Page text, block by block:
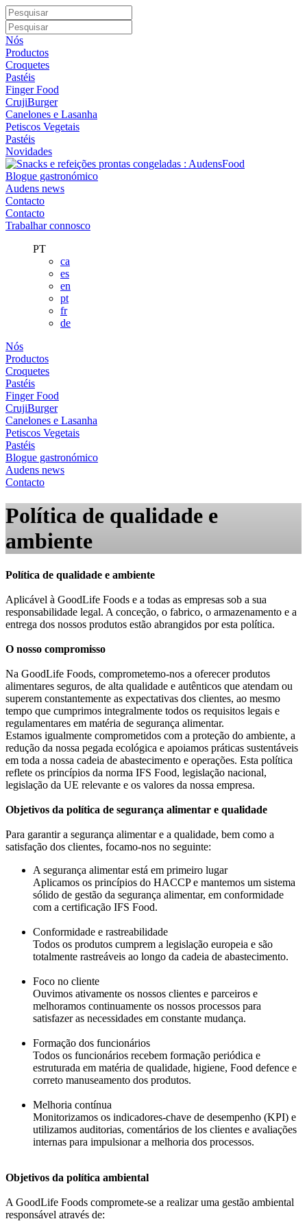
Nós
Productos
Croquetes
Pastéis
Finger Food
CrujiBurger
Canelones e Lasanha
Petiscos Vegetais
Pastéis
Novidades
Blogue gastronómico
Audens news
Contacto
Contacto
Trabalhar connosco
PT
ca
es
en
pt
fr
de
Nós
Productos
Croquetes
Pastéis
Finger Food
CrujiBurger
Canelones e Lasanha
Petiscos Vegetais
Pastéis
Blogue gastronómico
Audens news
Contacto
Política de qualidade e
ambiente
Política de qualidade e ambiente
Aplicável à GoodLife Foods e a todas as empresas sob a sua
responsabilidade legal. A conceção, o fabrico, o armazenamento e a
entrega dos nossos produtos estão abrangidos por esta política.
O nosso compromisso
Na GoodLife Foods, comprometemo-nos a oferecer produtos
alimentares seguros, de alta qualidade e autênticos que atendam ou
superem constantemente as expectativas dos clientes, ao mesmo
tempo que cumprimos integralmente todos os requisitos legais e
regulamentares em matéria de segurança alimentar.
Estamos igualmente comprometidos com a proteção do ambiente, a
redução da nossa pegada ecológica e apoiamos práticas sustentáveis
em toda a nossa cadeia de abastecimento e operações. Esta política
reflete os princípios da norma IFS Food, legislação nacional,
legislação da UE relevante e os valores da nossa empresa.
Objetivos da política de segurança alimentar e qualidade
Para garantir a segurança alimentar e a qualidade, bem como a
satisfação dos clientes, focamo-nos no seguinte:
A segurança alimentar está em primeiro lugar
Aplicamos os princípios do HACCP e mantemos um sistema
sólido de gestão da segurança alimentar, em conformidade
com a certificação IFS Food.
Conformidade e rastreabilidade
Todos os produtos cumprem a legislação europeia e são
totalmente rastreáveis ao longo da cadeia de abastecimento.
Foco no cliente
Ouvimos ativamente os nossos clientes e parceiros e
melhoramos continuamente os nossos processos para
satisfazer as necessidades em constante mudança.
Formação dos funcionários
Todos os funcionários recebem formação periódica e
estruturada em matéria de qualidade, higiene, Food defence e
correto manuseamento dos produtos.
Melhoria contínua
Monitorizamos os indicadores-chave de desempenho (KPI) e
utilizamos auditorias, comentários de los clientes e avaliações
internas para impulsionar a melhoria dos processos.
Objetivos da política ambiental
A GoodLife Foods compromete-se a realizar uma gestão ambiental
responsável através de: